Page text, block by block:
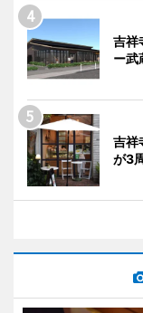
吉祥
ー武
吉祥
が3